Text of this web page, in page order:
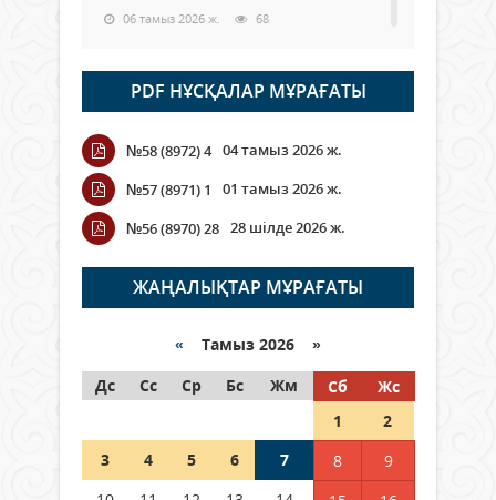
06 тамыз 2026 ж. 68
Open Air: Қызылорда облысы
полиция департаменті 20
мыңнан астам көрерменнің
қауіпсіздігін қамтамасыз етті
06 тамыз 2026 ж.
Wi-Fi ҚАБЫРҒА АРҚЫЛЫ ҚАЛАЙ
ӨТЕДІ?
06 тамыз 2026 ж. 251
граждане Казахстана,
05 тамыз 2026 ж. 123
Шетелде жүрген Қазақстан
азаматтары қалай дауыс бере
PDF НҰСҚАЛАР МҰРАҒАТЫ
№58 (8972) 4 04 тамыз 2026 ж.
№57 (8971) 1
01 тамыз 2026 ж.
№56 (8970) 28 28 шілде 2026 ж.
ЖАҢАЛЫҚТАР МҰРАҒАТЫ
« Тамыз 2026 »
Дс
Сс Ср Бс Жм Сб
Жс
1
2
3
4 5 6 7 8
9